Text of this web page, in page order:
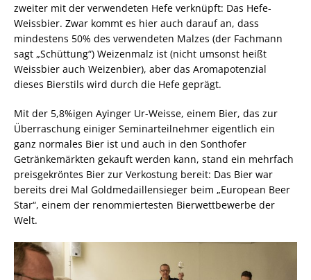
zweiter mit der verwendeten Hefe verknüpft: Das Hefe-
Weissbier. Zwar kommt es hier auch darauf an, dass
mindestens 50% des verwendeten Malzes (der Fachmann
sagt „Schüttung“) Weizenmalz ist (nicht umsonst heißt
Weissbier auch Weizenbier), aber das Aromapotenzial
dieses Bierstils wird durch die Hefe geprägt.
Mit der 5,8%igen Ayinger Ur-Weisse, einem Bier, das zur
Überraschung einiger Seminarteilnehmer eigentlich ein
ganz normales Bier ist und auch in den Sonthofer
Getränkemärkten gekauft werden kann, stand ein mehrfach
preisgekröntes Bier zur Verkostung bereit: Das Bier war
bereits drei Mal Goldmedaillensieger beim „European Beer
Star“, einem der renommiertesten Bierwettbewerbe der
Welt.